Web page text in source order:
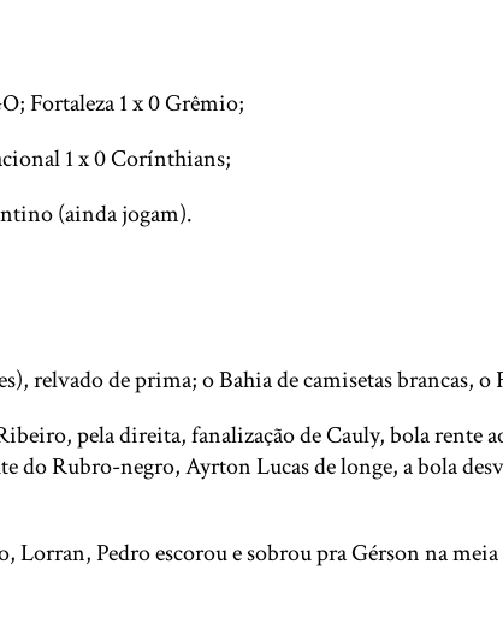
Fortaleza 1 x 0 Grêmio;
1 x 0 Corínthians;
(ainda jogam).
relvado de prima; o Bahia de camisetas brancas,
pela direita, fanalização de Cauly, bola rente
do Rubro-negro, Ayrton Lucas de longe, a bola
Lorran, Pedro escorou e sobrou pra Gérson na